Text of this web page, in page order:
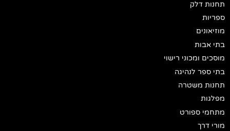
תחנות דלק
ספריות
מוזיאונים
בתי אבות
מוסכים ומכוני רישוי
בתי ספר לנהיגה
תחנות משטרה
מפלגות
מתחמי ספורט
מורי דרך